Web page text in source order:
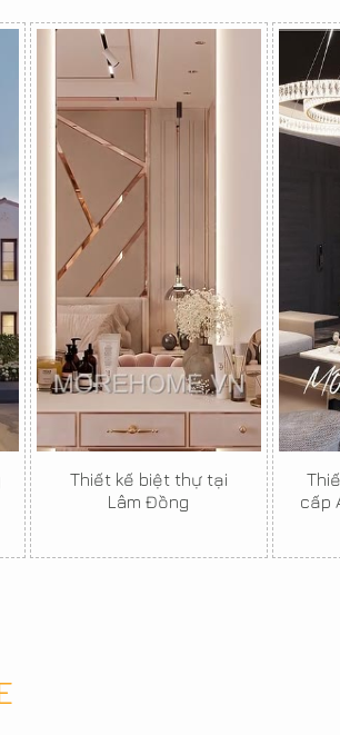
Thiết kế biệt thự tại
Lâm Đồng
cấp